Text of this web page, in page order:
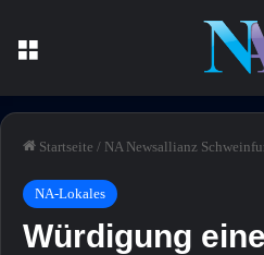
Startseite / NA Newsallianz
NA-Lokales
Würdigung